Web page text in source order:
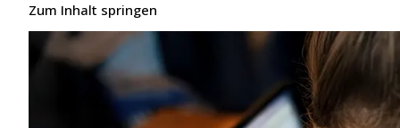
Zum Inhalt springen